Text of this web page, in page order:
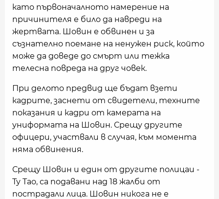
като първоначалното намерение на
причинителя е било да навреди на
жертвата. Шовин е обвинен и за
съзнателно поемане на ненужен риск, който
може да доведе до смърт или тежка
телесна повреда на друг човек.
При делото предвид ще бъдат взети
кадрите, заснети от свидетели, техните
показания и кадри от камерата на
униформата на Шовин. Срещу другите
офицери, участвали в случая, към момента
няма обвинения.
Срещу Шовин и един от другите полицаи -
Ту Тао, са подавани над 18 жалби от
пострадали лица. Шовин никога не е